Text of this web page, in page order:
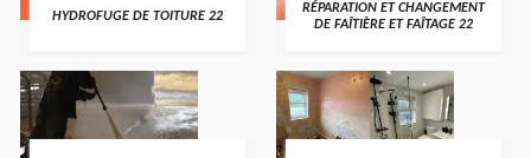
HYDROFUGE DE TOITURE 22
RÉPARATION ET CHANGEMENT
DE FAÎTIÈRE ET FAÎTAGE 22